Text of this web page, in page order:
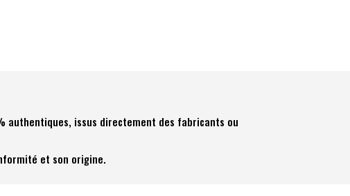
authentiques, issus directement des fabricants ou
et son origine.